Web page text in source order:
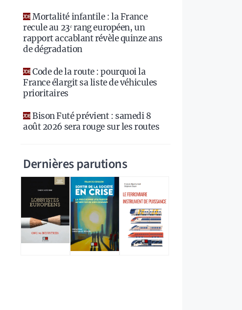
Mortalité infantile : la France
recule au 23ᵉ rang européen, un
rapport accablant révèle quinze ans
de dégradation
Code de la route : pourquoi la
France élargit sa liste de véhicules
prioritaires
Bison Futé prévient : samedi 8
août 2026 sera rouge sur les routes
Dernières parutions